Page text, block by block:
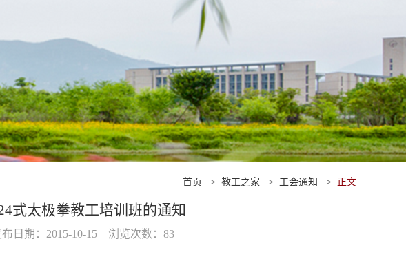
首页 > 教工之家 > 工会通知 > 正文
式太极拳教工培训班的通知
日期：2015-10-15 浏览次数： 83